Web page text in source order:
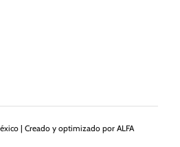
| Creado y optimizado por ALFA